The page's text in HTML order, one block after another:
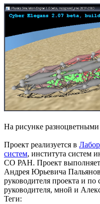
На рисунке
Проект реализуется в
систем, института систем
СО РАН. Проект
Андрея Юрьевича
руководителя проекта и по
руководителя, мной и
Теги: